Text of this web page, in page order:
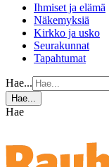
Ihmiset ja elämä
Näkemyksiä
Kirkko ja usko
Seurakunnat
Tapahtumat
Hae...
Hae...
Hae